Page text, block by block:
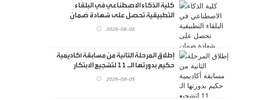
كلية الذكاء الاصطناعي في البلقاء
التطبيقية تحصل على شهادة ضمان
الجودة الأردنية2026-08-05
إطلاق المرحلة الثانية من مسابقة أكاديمية
حكيم بدورتها الـ 11 لتشجيع الابتكار
التكنولوجي الطبي2026-08-05